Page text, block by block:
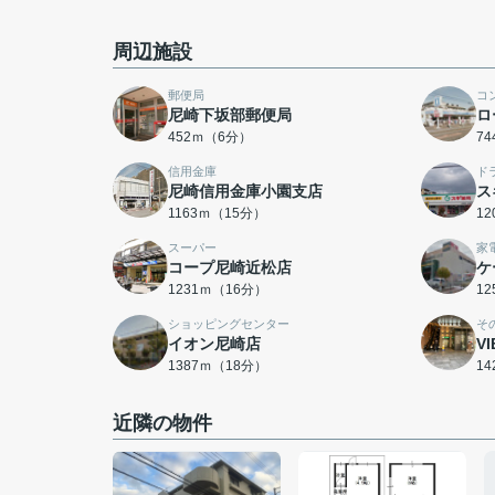
周辺施設
郵便局
尼崎下坂部郵便局
452ｍ（6分）
コ
信用金庫
尼崎信用金庫小園支店
1163ｍ（15分）
ド
スーパー
コープ尼崎近松店
1231ｍ（16分）
家
ケ
ショッピングセンター
イオン尼崎店
1387ｍ（18分）
そ
近隣の物件